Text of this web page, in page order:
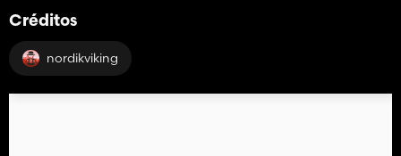
Créditos
nordikviking